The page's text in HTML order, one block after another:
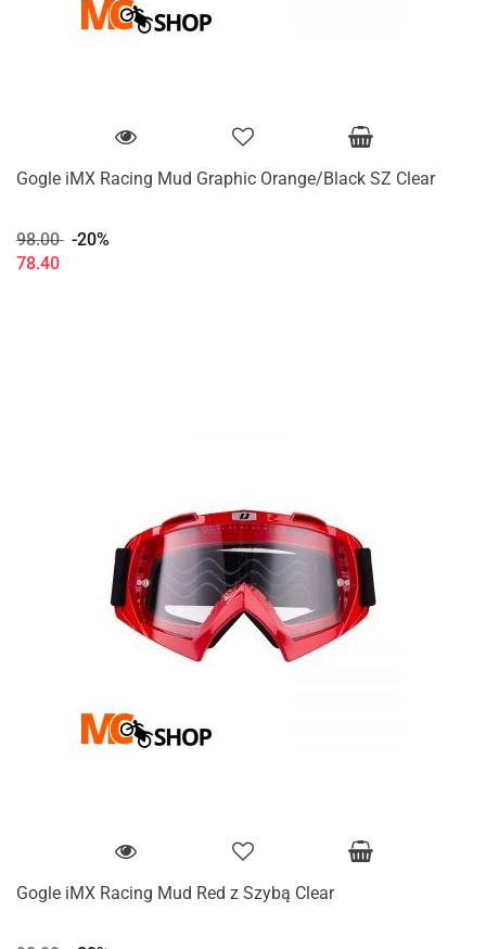
Gogle iMX Racing Mud Graphic Orange/Black SZ Clear
98.00 -20%
78.40
Gogle iMX Racing Mud Red z Szybą Clear